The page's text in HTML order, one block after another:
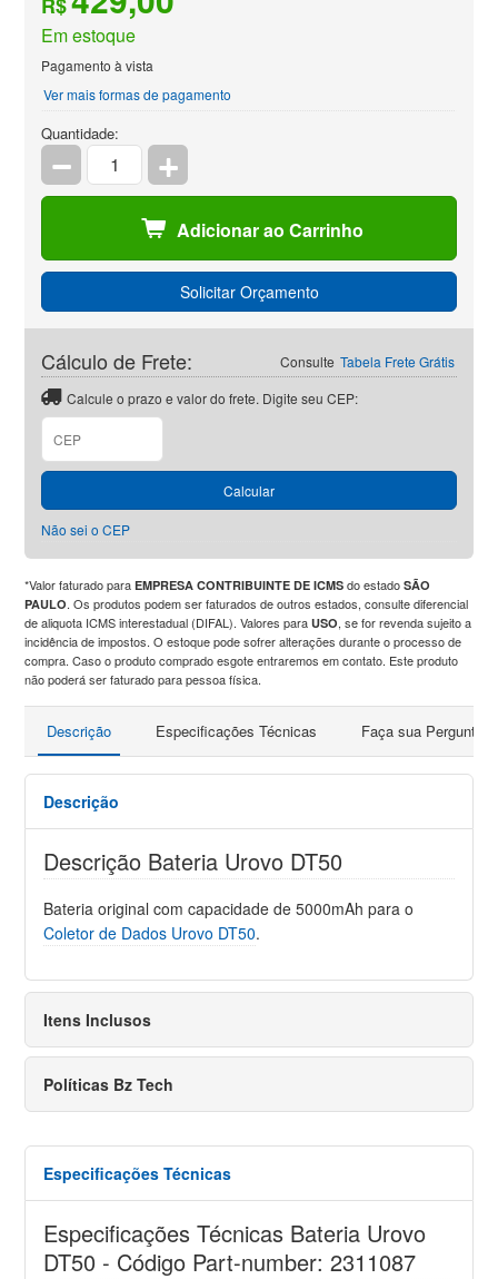
Em estoque
Pagamento à vista
Ver mais formas de pagamento
Quantidade:
Adicionar ao Carrinho
Solicitar Orçamento
Consulte Tabela Frete Grátis
Cálculo de Frete:
Calcule o prazo e valor do frete. Digite seu CEP:
CEP
Calcular
Não sei o CEP
*Valor faturado paraEMPRESA CONTRIBUINTE DE ICMS do estadoSÃO
PAULO. Os produtos podem ser faturados de outros estados, consulte diferencial
de aliquota ICMS interestadual (DIFAL). Valores paraUSO, se for revenda sujeito a
incidência de impostos. O estoque pode sofrer alterações durante o processo de
compra. Caso o produto comprado esgote entraremos em contato. Este produto
não poderá ser faturado para pessoa física.
Descrição Especificações Técnicas Faça sua Pergunta
Descrição
Descrição Bateria Urovo DT50
Bateria original com capacidade de 5000mAh para o
Coletor de Dados Urovo DT50.
Itens Inclusos
Políticas Bz Tech
Especificações Técnicas
Especificações Técnicas Bateria Urovo
DT50 - Código Part-number: 2311087